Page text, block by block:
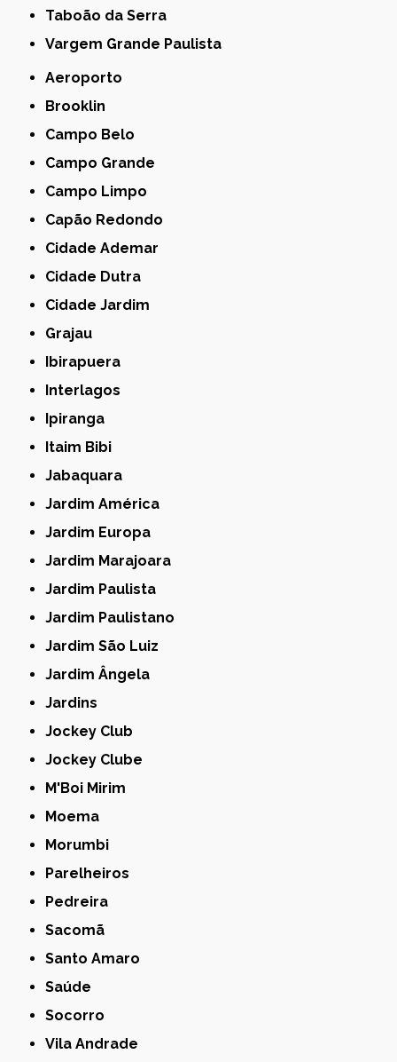
Taboão da Serra
Vargem Grande Paulista
Aeroporto
Brooklin
Campo Belo
Campo Grande
Campo Limpo
Capão Redondo
Cidade Ademar
Cidade Dutra
Cidade Jardim
Grajau
Ibirapuera
Interlagos
Ipiranga
Itaim Bibi
Jabaquara
Jardim América
Jardim Europa
Jardim Marajoara
Jardim Paulista
Jardim Paulistano
Jardim São Luiz
Jardim Ângela
Jardins
Jockey Club
Jockey Clube
M'Boi Mirim
Moema
Morumbi
Parelheiros
Pedreira
Sacomã
Santo Amaro
Saúde
Socorro
Vila Andrade